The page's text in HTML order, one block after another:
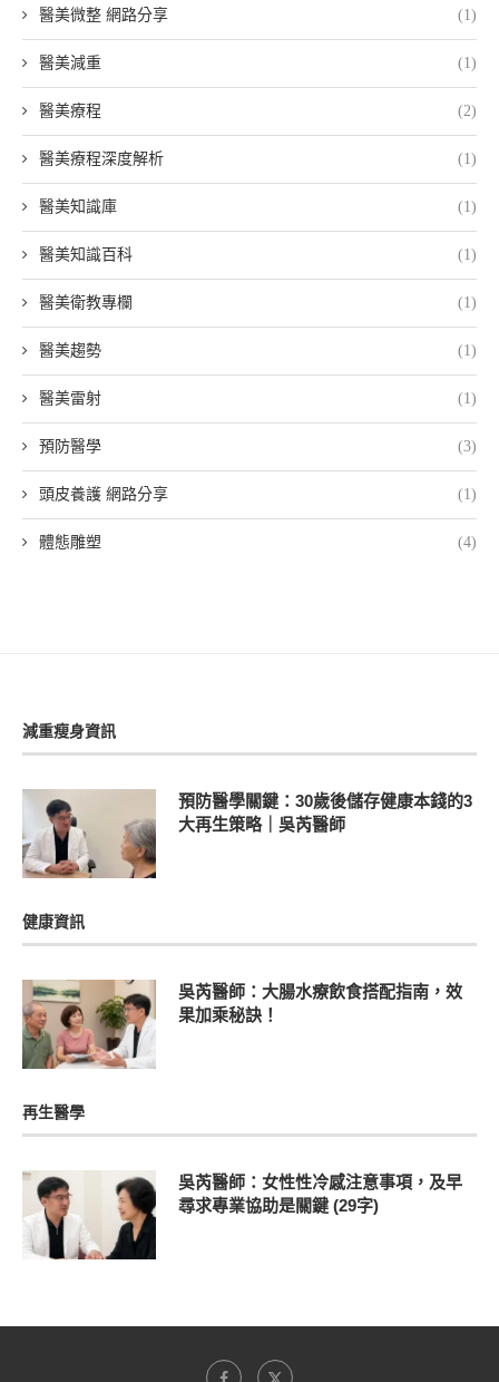
醫美微整 網路分享 (1)
醫美減重 (1)
醫美療程 (2)
醫美療程深度解析 (1)
醫美知識庫 (1)
醫美知識百科 (1)
醫美衛教專欄 (1)
醫美趨勢 (1)
醫美雷射 (1)
預防醫學 (3)
頭皮養護 網路分享 (1)
體態雕塑 (4)
減重瘦身資訊
預防醫學關鍵：30歲後儲存健康本錢的3
大再生策略｜吳芮醫師
健康資訊
吳芮醫師：大腸水療飲食搭配指南，效
果加乘秘訣！
再生醫學
吳芮醫師：女性性冷感注意事項，及早
尋求專業協助是關鍵 (29字)